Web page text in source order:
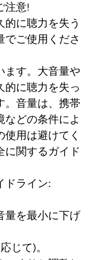
注意!
的に聴力を失う
でご使用くださ
ます。大音量や
的に聴力を失っ
。音量は、携帯
などの条件によ
用は避けてく
に関するガイド
ドライン:
量を最小に下げ
じて)。